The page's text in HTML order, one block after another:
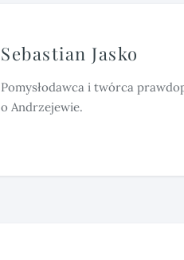
Sebastian Jasko
Pomysłodawca i twórca
o Andrzejewie.